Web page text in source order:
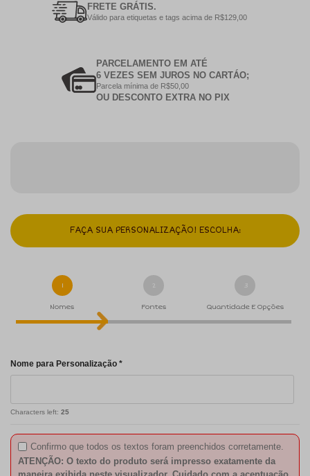
FRETE GRÁTIS.
Válido para etiquetas e tags acima de R$129,00
PARCELAMENTO EM ATÉ
6 VEZES SEM JUROS NO CARTÁO;
Parcela mínima de R$50,00
OU DESCONTO EXTRA NO PIX
FAÇA SUA PERSONALIZAÇÃO! ESCOLHA:
1
Nomes
2
Fontes
3
Quantidade E Opções
Nome para Personalização *
Characters left: 25
Confirmo que todos os textos foram preenchidos corretamente.
ATENÇÃO: O texto do produto será impresso exatamente da